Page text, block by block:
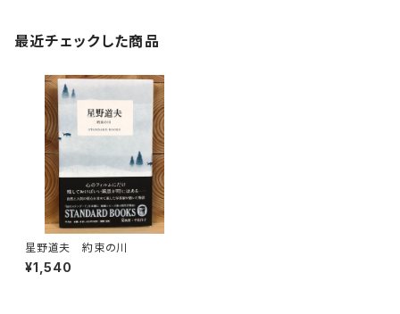
最近チェックした商品
星野道夫 約束の川
¥1,540